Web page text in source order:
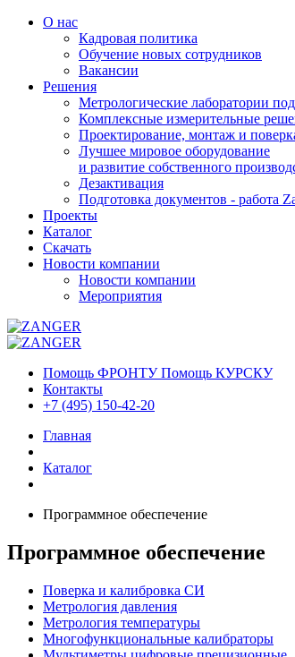
О нас
Кадровая политика
Обучение новых сотрудников
Вакансии
Решения
Метрологические лаборатории
Комплексные измерительные
Проектирование, монтаж и
Лучшее мировое оборудование
и развитие собственного
Дезактивация
Подготовка документов - работа
Проекты
Каталог
Скачать
Новости компании
Новости компании
Мероприятия
Помощь ФРОНТУ Помощь КУРСКУ
Контакты
+7 (495) 150-42-20
Главная
Каталог
Программное обеспечение
Программное обеспечение
Поверка и калибровка СИ
Метрология давления
Метрология температуры
Многофункциональные калибраторы